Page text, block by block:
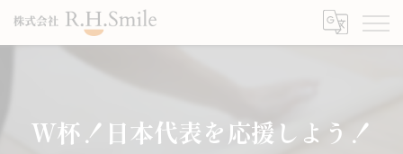
W杯！日本代表を応援しよう！